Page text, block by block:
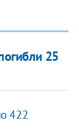
25
422